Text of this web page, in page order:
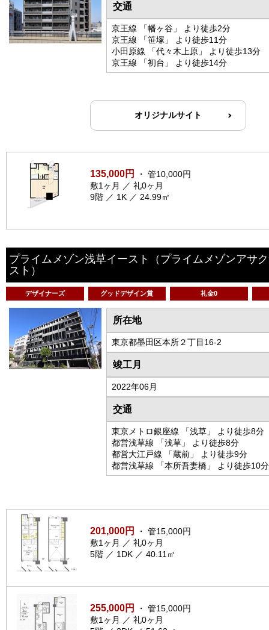
交通
京王線 「幡ヶ谷」 より徒歩2分
京王線 「笹塚」 より徒歩11分
小田原線 「代々木上原」 より徒歩13分
京王線 「初台」 より徒歩14分
オリジナルサイト
135,000円
・ 管10,000円
敷1ヶ月 ／ 礼0ヶ月
9階 ／ 1K ／ 24.99㎡
プライムメゾン浅草イースト
（プライムメゾンアサ
スト）
デザイナーズ グッドデザイン賞 礼金0
所在地
東京都墨田区本所２丁目16-2
竣工月
2022年06月
交通
東京メトロ銀座線 「浅草」 より徒歩8分
都営浅草線 「浅草」 より徒歩8分
都営大江戸線 「蔵前」 より徒歩9分
都営浅草線 「本所吾妻橋」 より徒歩10分
201,000円
・ 管15,000円
敷1ヶ月 ／ 礼0ヶ月
5階 ／ 1DK ／ 40.11㎡
255,000円
・ 管15,000円
敷1ヶ月 ／ 礼0ヶ月